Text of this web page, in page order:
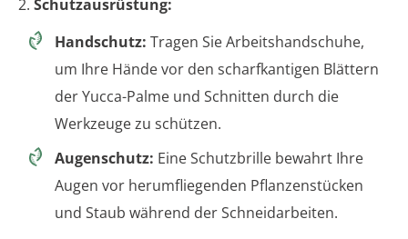
2. Schutzausrüstung:
Handschutz: Tragen Sie Arbeitshandschuhe,
um Ihre Hände vor den scharfkantigen Blättern
der Yucca-Palme und Schnitten durch die
Werkzeuge zu schützen.
Augenschutz: Eine Schutzbrille bewahrt Ihre
Augen vor herumfliegenden Pflanzenstücken
und Staub während der Schneidarbeiten.